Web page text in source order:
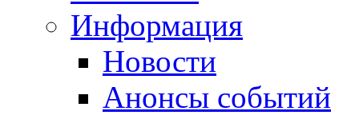
Информация
Новости
Анонсы событий